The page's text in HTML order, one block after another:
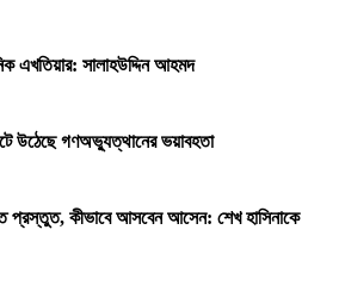
এখতিয়ার: সালাহউদ্দিন আহমদ
উঠেছে গণঅভ্যুত্থানের ভয়াবহতা
প্রস্তুত, কীভাবে আসবেন আসেন: শেখ হাসিনাকে